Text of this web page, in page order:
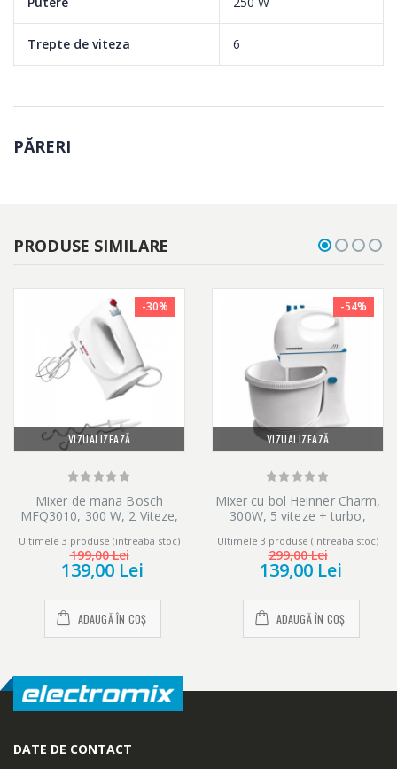
Trepte de viteza 6
PĂRERI
PRODUSE SIMILARE
VIZUALIZEAZĂ
-30%
Mixer de mana Bosch
MFQ3010, 300 W, 2 Viteze,
Ultimele 3 produse (intreaba stoc)
199,00 Lei
139,00 Lei
ADAUGĂ ÎN COȘ
VIZUALIZEAZĂ
-54%
Mixer cu bol Heinner Charm,
300W, 5 viteze + turbo,
Ultimele 3 produse (intreaba stoc)
299,00 Lei
139,00 Lei
ADAUGĂ ÎN COȘ
DATE DE CONTACT